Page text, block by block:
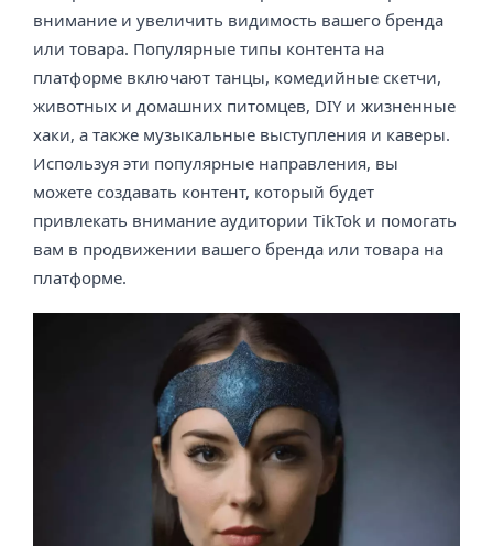
внимание и увеличить видимость вашего бренда
или товара. Популярные типы контента на
платформе включают танцы, комедийные скетчи,
животных и домашних питомцев, DIY и жизненные
хаки, а также музыкальные выступления и каверы.
Используя эти популярные направления, вы
можете создавать контент, который будет
привлекать внимание аудитории TikTok и помогать
вам в продвижении вашего бренда или товара на
платформе.